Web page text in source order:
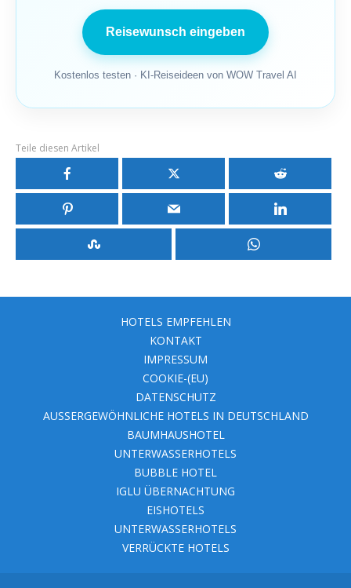
Reisewunsch eingeben
Kostenlos testen · KI-Reiseideen von WOW Travel AI
Teile diesen Artikel
HOTELS EMPFEHLEN
KONTAKT
IMPRESSUM
COOKIE-(EU)
DATENSCHUTZ
AUSSERGEWÖHNLICHE HOTELS IN DEUTSCHLAND
BAUMHAUSHOTEL
UNTERWASSERHOTELS
BUBBLE HOTEL
IGLU ÜBERNACHTUNG
EISHOTELS
UNTERWASSERHOTELS
VERRÜCKTE HOTELS